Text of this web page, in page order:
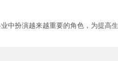
扮演越来越重要的角色，为提高生